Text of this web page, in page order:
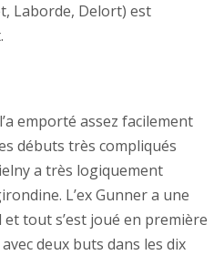
Laborde, Delort) est
emporté assez facilement
débuts très compliqués
a très logiquement
L’ex Gunner a une
tout s’est joué en première
deux buts dans les dix